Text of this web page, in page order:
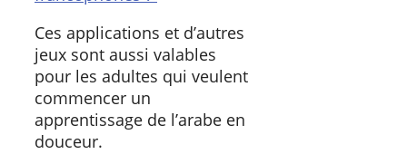
Ces applications et d’autres
jeux sont aussi valables
pour les adultes qui veulent
commencer un
apprentissage de l’arabe en
douceur.